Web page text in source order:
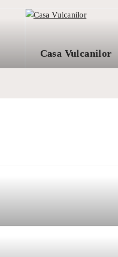
Casa Vulcanilor